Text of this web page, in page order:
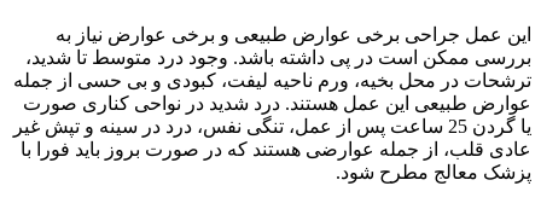
این عمل جراحی برخی عوارض طبیعی و برخی عوارض نیاز به
بررسی ممکن است در پی داشته باشد. وجود درد متوسط تا شدید،
ترشحات در محل بخیه، ورم ناحیه لیفت، کبودی و بی حسی از جمله
عوارض طبیعی این عمل هستند. درد شدید در نواحی کناری صورت
یا گردن 25 ساعت پس از عمل، تنگی نفس، درد در سینه و تپش غیر
عادی قلب، از جمله عوارضی هستند که در صورت بروز باید فورا با
پزشک معالج مطرح شود.